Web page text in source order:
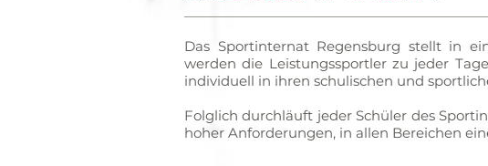
Das Sportinternat Regensburg stellt in
werden die Leistungssportler zu jeder
individuell in ihren schulischen und
Folglich durchläuft jeder Schüler des
hoher Anforderungen, in allen Bereichen